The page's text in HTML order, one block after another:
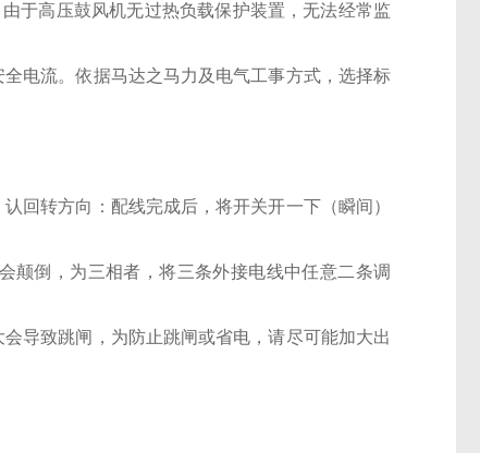
于高压鼓风机无过热负载保护装置，无法经常监
电流。依据马达之马力及电气工事方式，选择标
回转方向：配线完成后，将开关开一下（瞬间）
颠倒，为三相者，将三条外接电线中任意二条调
导致跳闸，为防止跳闸或省电，请尽可能加大出